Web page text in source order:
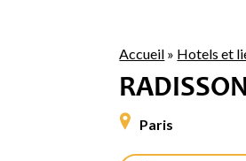
Accueil » Hotels et
Paris